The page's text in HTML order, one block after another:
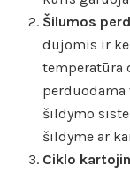
Šilumos
dujomis ir
temperatūra
šildymo
šildyme ar
Ciklo